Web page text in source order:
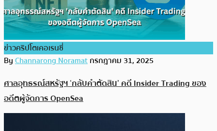
ข่าวคริปโตเคอเรนซี่
ByChannarong Noramatกรกฎาคม 31, 2025
ศาลอุทธรณ์สหรัฐฯ ‘กลับคำตัดสิน’ คดี Insider Trading ของ
อดีตผู้จัดการ OpenSea